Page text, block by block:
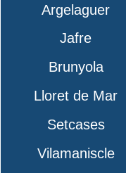
Argelaguer
Jafre
Brunyola
Lloret de Mar
Setcases
Vilamaniscle